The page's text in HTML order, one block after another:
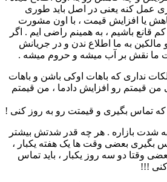
عمل کنه یعنی در اصل باید طوری
یا افزایش قیمت ، با اون مشورت
قانع باشیم ، به همینم راضی ایم . اگر
به ما اطلاع ندن و در جریانش
ما نقش بر آب میشه و حروم میشه .
نداری که باهات اوکی باشن و باهات
قیمتم رو افزایش دادما ، من قیمتم
تماس بگیری و قیمتت رو به روز کنی !
شدت بازاره . هر چه قدر شدتش بیشتر
بگیری بعضی وقت ها یک هفته یکبار ،
وقتا دو سه روز یکبار ، باید تماس
!!!